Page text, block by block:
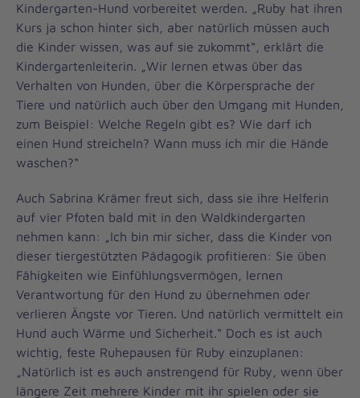
Kindergarten-Hund vorbereitet werden. „Ruby hat ihren
Kurs ja schon hinter sich, aber natürlich müssen auch
die Kinder wissen, was auf sie zukommt“, erklärt die
Kindergartenleiterin. „Wir lernen etwas über das
Verhalten von Hunden, über die Körpersprache der
Tiere und natürlich auch über den Umgang mit Hunden,
zum Beispiel: Welche Regeln gibt es? Wie darf ich
einen Hund streicheln? Wann muss ich mir die Hände
waschen?“
Auch Sabrina Krämer freut sich, dass sie ihre Helferin
auf vier Pfoten bald mit in den Waldkindergarten
nehmen kann: „Ich bin mir sicher, dass die Kinder von
dieser tiergestützten Pädagogik profitieren: Sie üben
Fähigkeiten wie Einfühlungsvermögen, lernen
Verantwortung für den Hund zu übernehmen oder
verlieren Ängste vor Tieren. Und natürlich vermittelt ein
Hund auch Wärme und Sicherheit.“ Doch es ist auch
wichtig, feste Ruhepausen für Ruby einzuplanen:
„Natürlich ist es auch anstrengend für Ruby, wenn über
längere Zeit mehrere Kinder mit ihr spielen oder sie